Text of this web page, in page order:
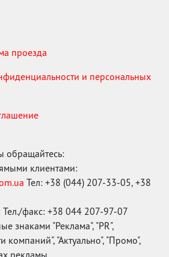
проезда
и персональных
обращайтесь:
клиентами:
Тел: +38 (044) 207-33-05, +38
Тел./факс: +38 044 207-97-07
знаками "Реклама", "PR",
компаний", "Актуально", "Промо",
рекламы